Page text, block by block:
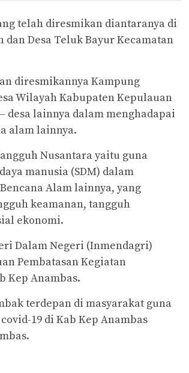
telah diresmikan diantaranya di
dan Desa Teluk Bayur Kecamatan
diresmikannya Kampung
Wilayah Kabupaten Kepulauan
desa lainnya dalam menghadapai
alam lainnya.
Nusantara yaitu guna
manusia (SDM) dalam
Alam lainnya, yang
keamanan, tangguh
ekonomi.
Dalam Negeri (Inmendagri)
Pembatasan Kegiatan
Kep Anambas.
terdepan di masyarakat guna
19 di Kab Kep Anambas